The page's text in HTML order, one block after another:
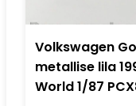
Volkswagen
metallise lila
World 1/87